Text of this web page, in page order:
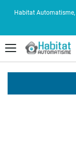
Habitat Automatisme,